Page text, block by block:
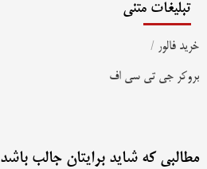
تبلیغات متنی
خرید فالور /
بروکر جی تی سی اف
مطالبی که شاید برایتان جالب باشد